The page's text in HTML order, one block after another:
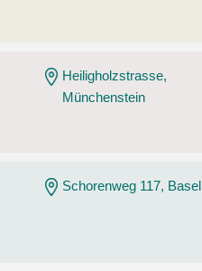
Heiligholzstrasse,
Münchenstein
Schorenweg 117, Basel